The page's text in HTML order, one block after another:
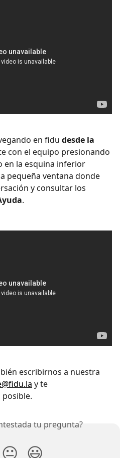
en fidu desde la
con el equipo presionando
en la esquina inferior
pequeña ventana donde
y consultar los
.
escribirnos a nuestra
y te
tu pregunta?
😐 😃